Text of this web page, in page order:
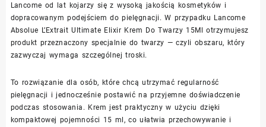
Lancome od lat kojarzy się z wysoką jakością kosmetyków i
dopracowanym podejściem do pielęgnacji. W przypadku Lancome
Absolue L’Extrait Ultimate Elixir Krem Do Twarzy 15Ml otrzymujesz
produkt przeznaczony specjalnie do twarzy — czyli obszaru, który
zazwyczaj wymaga szczególnej troski.
To rozwiązanie dla osób, które chcą utrzymać regularność
pielęgnacji i jednocześnie postawić na przyjemne doświadczenie
podczas stosowania. Krem jest praktyczny w użyciu dzięki
kompaktowej pojemności 15 ml, co ułatwia przechowywanie i